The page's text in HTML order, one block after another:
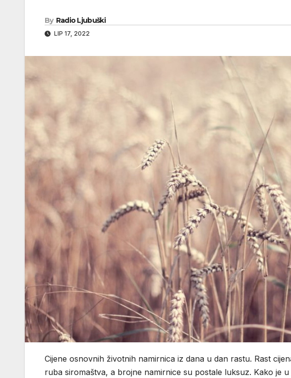
By Radio Ljubuški
LIP 17, 2022
Cijene osnovnih životnih namirnica iz dana u dan rastu. Rast
ruba siromaštva, a brojne namirnice su postale luksuz. Kako je